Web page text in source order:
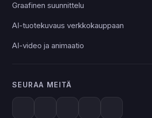
Graafinen suunnittelu
AI-tuotekuvaus verkkokauppaan
AI-video ja animaatio
SEURAA MEITÄ